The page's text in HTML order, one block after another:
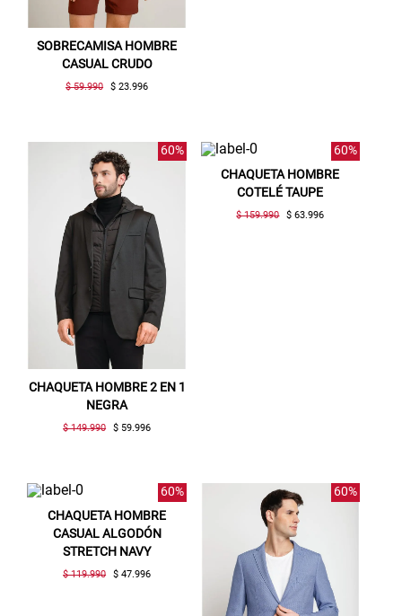
SOBRECAMISA HOMBRE
CASUAL CRUDO
$ 59.990 $ 23.996
60%
CHAQUETA HOMBRE 2 EN 1
NEGRA
$ 149.990 $ 59.996
60%
CHAQUETA HOMBRE
COTELÉ TAUPE
$ 159.990 $ 63.996
60%
CHAQUETA HOMBRE
CASUAL ALGODÓN
STRETCH NAVY
$ 119.990 $ 47.996
60%